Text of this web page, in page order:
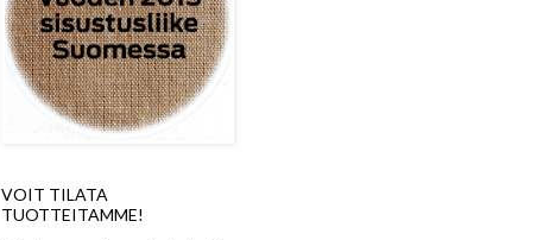
VOIT TILATA
TUOTTEITAMME!